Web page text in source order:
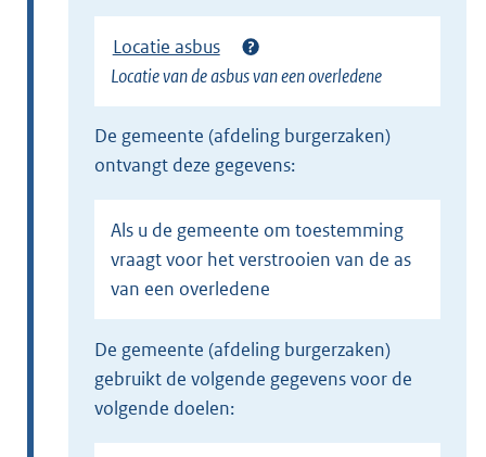
Locatie asbus
Locatie van de asbus van een overledene
de gemeente (afdeling burgerzaken)
ontvangt deze gegevens:
Als u de gemeente om toestemming
vraagt voor het verstrooien van de as
van een overledene
de gemeente (afdeling burgerzaken)
gebruikt de volgende gegevens voor de
volgende doelen: